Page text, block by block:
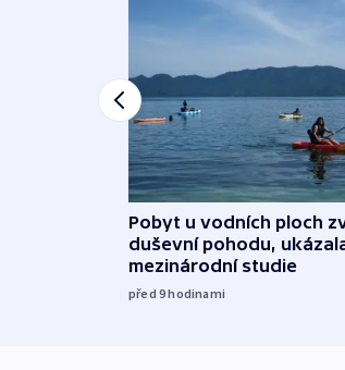
Pobyt u vodních ploch
duševní pohodu,
mezinárodní studie
před 9hodinami